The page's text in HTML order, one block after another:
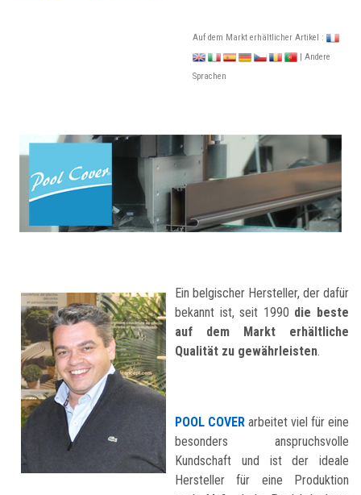
Auf dem Markt erhältlicher Artikel :
| Andere
Sprachen
Ein belgischer Hersteller, der dafür
bekannt ist, seit 1990 die beste
auf dem Markt erhältliche
Qualität zu gewährleisten.
POOL COVER arbeitet viel für eine
besonders anspruchsvolle
Kundschaft und ist der ideale
Hersteller für eine Produktion